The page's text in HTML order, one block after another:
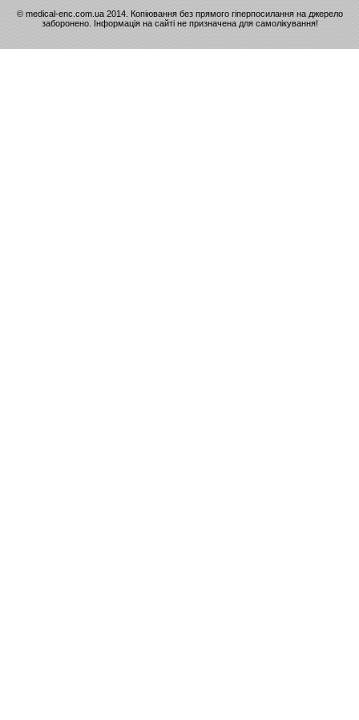
© medical-enc.com.ua 2014. Копіювання без прямого гіперпосилання на джерело
заборонено. Інформація на сайті не призначена для самолікування!